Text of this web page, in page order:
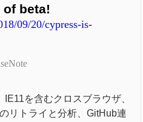
beta!
09/20/cypress-is-
を含むクロスブラウザ、
リトライと分析、GitHub連